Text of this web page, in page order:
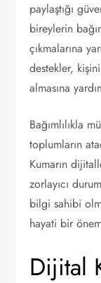
paylaştığı
bireylerin
çıkmalarına
destekler,
almasına
Bağımlılıkla
toplumların
Kumarın
zorlayıcı
bilgi sahibi
hayati bir
Dijital